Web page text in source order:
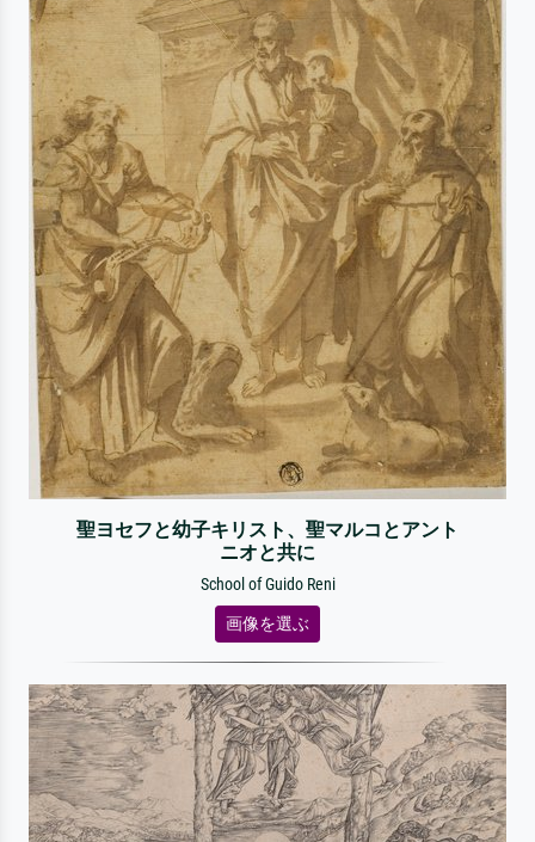
聖ヨセフと幼子キリスト、聖マルコとアント
ニオと共に
School of Guido Reni
画像を選ぶ